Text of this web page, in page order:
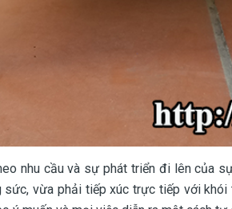
nhu cầu và sự phát triển đi lên của
sức, vừa phải tiếp xúc trực tiếp với